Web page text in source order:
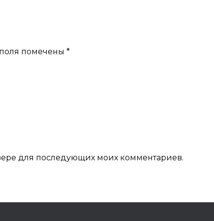
помечены *
для последующих моих комментариев.